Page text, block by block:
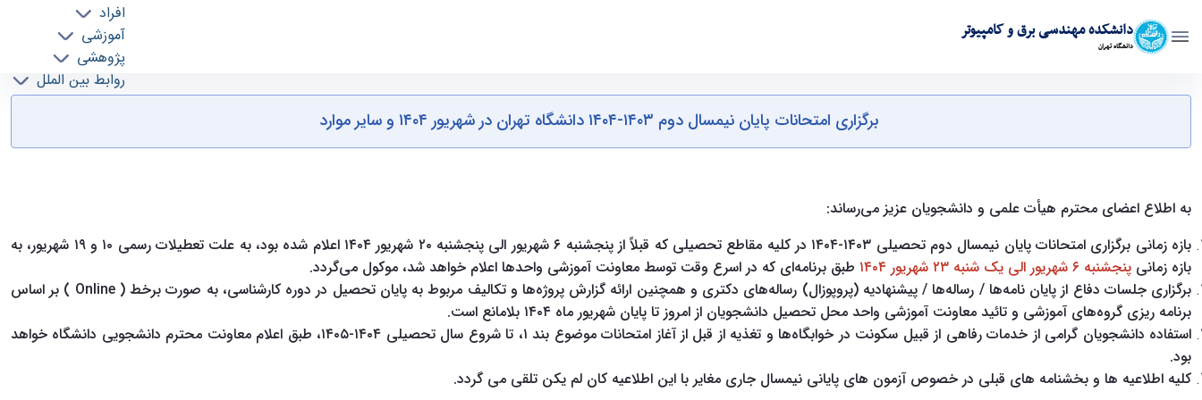
دانشکده مهندسی برق و کامپیوتر
دانشگاه تهران
افراد
آموزشی
پژوهشی
روابط بین الملل
خدمات
"برگزاری امتحانات پایان نیمسال دوم ۱۴۰۳-۱۴۰۴ دانشگاه تهران در شهریور ۱۴۰۴ و سایر موارد" - ece- دانشکده مهندسی برق و کامپیوتر برگزاری امتحانات پایان نیمسال دوم ۱۴۰۳-۱۴۰۴ دانشگاه تهران در شهریور ۱۴۰۴ و سایر موارد
به اطلاع اعضای محترم هیأت علمی و دانشجویان عزیز می‌رساند:
بازه زمانی برگزاری امتحانات پایان نیمسال دوم تحصیلی ۱۴۰۳-۱۴۰۴ در کلیه مقاطع تحصیلی که قبلاً از پنجشنبه ۶ شهریور الی پنجشنبه ۲۰ شهریور ۱۴۰۴ اعلام شده بود، به علت تعطیلات رسمی ۱۰ و ۱۹ شهریور، به
بازه زمانی پنجشنبه ۶ شهریور الی یک شنبه ۲۳ شهریور ۱۴۰۴
طبق برنامه‌ای که در اسرع وقت توسط معاونت آموزشی واحدها اعلام خواهد شد، موکول می‌گردد.
برگزاری جلسات دفاع از پایان نامه‌ها / رساله‌ها / پیشنهادیه (پروپوزال) رساله‌های دکتری و همچنین ارائه گزارش پروژه‌ها و تکالیف مربوط به پایان تحصیل در دوره کارشناسی، به صورت برخط ( Online
) بر اساس
برنامه ریزی گروه‌های آموزشی و تائید معاونت آموزشی واحد محل تحصیل دانشجویان از امروز تا پایان شهریور ماه ۱۴۰۴ بلامانع است.
استفاده دانشجویان گرامی از خدمات رفاهی از قبیل سکونت در خوابگاه‌ها و تغذیه از قبل از آغاز امتحانات موضوع بند ۱، تا شروع سال تحصیلی ۱۴۰۴-۱۴۰۵، طبق اعلام معاونت محترم دانشجویی دانشگاه خواهد
بود.
کلیه اطلاعیه ها و بخشنامه های قبلی در خصوص آزمون های پایانی نیمسال جاری مغایر با این اطلاعیه کان لم یکن تلقی می گردد.